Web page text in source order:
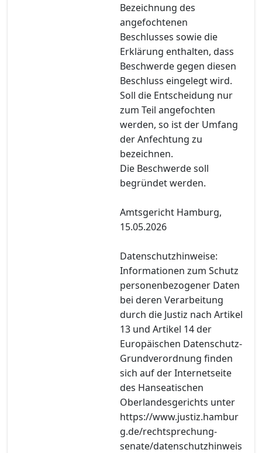
Bezeichnung des
angefochtenen
Beschlusses sowie die
Erklärung enthalten, dass
Beschwerde gegen diesen
Beschluss eingelegt wird.
Soll die Entscheidung nur
zum Teil angefochten
werden, so ist der Umfang
der Anfechtung zu
bezeichnen.
Die Beschwerde soll
begründet werden.
Amtsgericht Hamburg,
15.05.2026
Datenschutzhinweise:
Informationen zum Schutz
personenbezogener Daten
bei deren Verarbeitung
durch die Justiz nach Artikel
13 und Artikel 14 der
Europäischen Datenschutz-
Grundverordnung finden
sich auf der Internetseite
des Hanseatischen
Oberlandesgerichts unter
https://www.justiz.hambur
g.de/rechtsprechung-
senate/datenschutzhinweis